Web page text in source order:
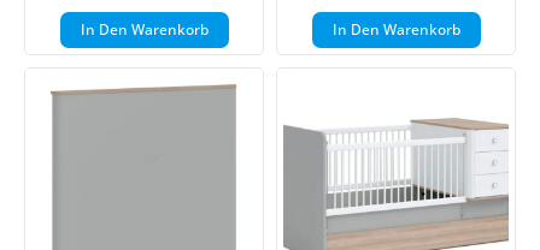
In Den Warenkorb In Den Warenkorb